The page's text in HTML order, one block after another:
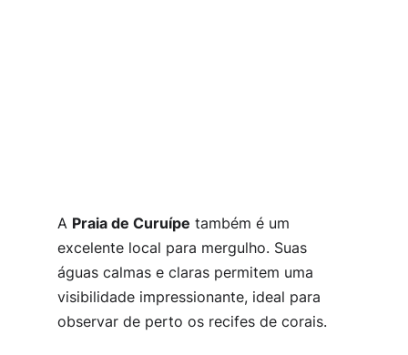
A Praia de Curuípe também é um
excelente local para mergulho. Suas
águas calmas e claras permitem uma
visibilidade impressionante, ideal para
observar de perto os recifes de corais.